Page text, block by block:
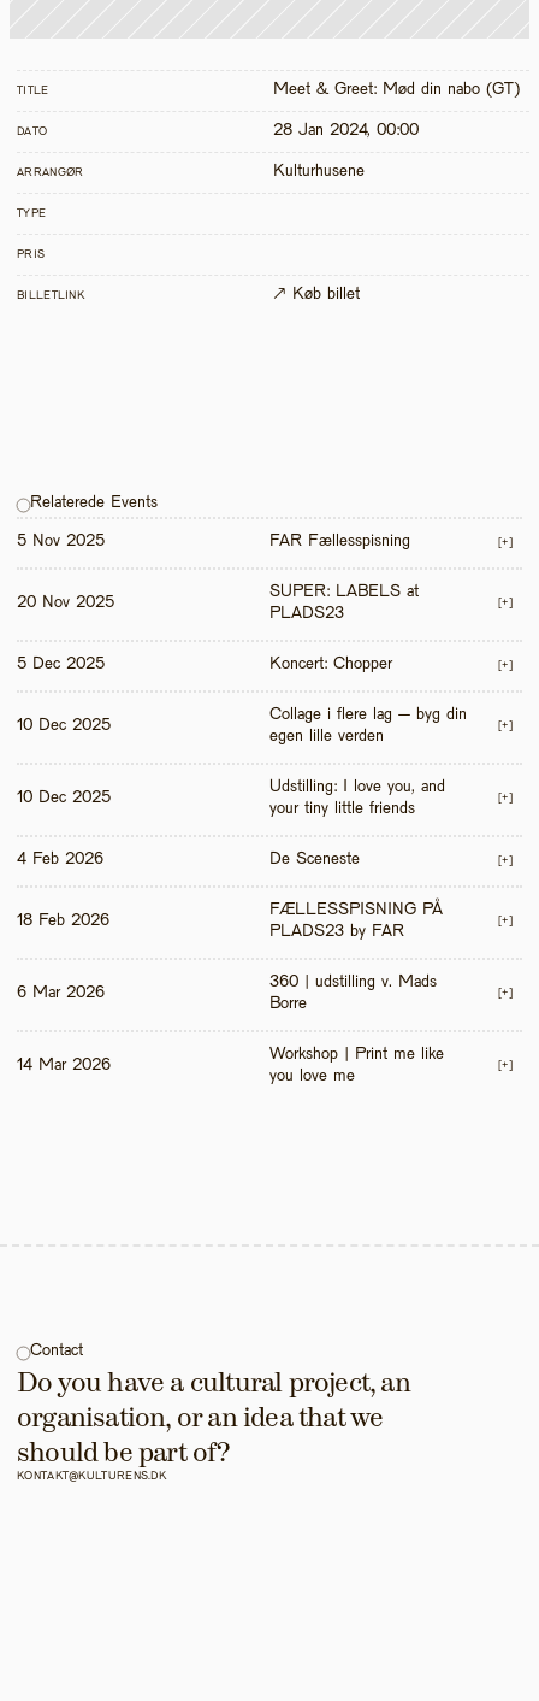
TITLE Meet & Greet: Mød din nabo (GT)
DATO 28 Jan 2024, 00:00
ARRANGØR Kulturhusene
TYPE
PRIS
BILLETLINK ↗ Køb billet
Relaterede Events
5 Nov 2025 FAR Fællesspisning [+]
20 Nov 2025
SUPER: LABELS at
PLADS23
[+]
5 Dec 2025 Koncert: Chopper [+]
10 Dec 2025
Collage i flere lag – byg din
egen lille verden
[+]
10 Dec 2025
Udstilling: I love you, and
your tiny little friends
[+]
4 Feb 2026 De Sceneste [+]
18 Feb 2026
FÆLLESSPISNING PÅ
PLADS23 by FAR
[+]
6 Mar 2026
360 | udstilling v. Mads
Borre
[+]
14 Mar 2026
Workshop | Print me like
you love me
[+]
Contact
Do you have a cultural project, an
organisation, or an idea that we
should be part of?
KONTAKT@KULTURENS.DK